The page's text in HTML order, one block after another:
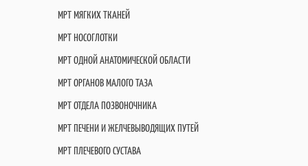
МРТ МЯГКИХ ТКАНЕЙ
МРТ НОСОГЛОТКИ
МРТ ОДНОЙ АНАТОМИЧЕСКОЙ ОБЛАСТИ
МРТ ОРГАНОВ МАЛОГО ТАЗА
МРТ ОТДЕЛА ПОЗВОНОЧНИКА
МРТ ПЕЧЕНИ И ЖЕЛЧЕВЫВОДЯЩИХ ПУТЕЙ
МРТ ПЛЕЧЕВОГО СУСТАВА